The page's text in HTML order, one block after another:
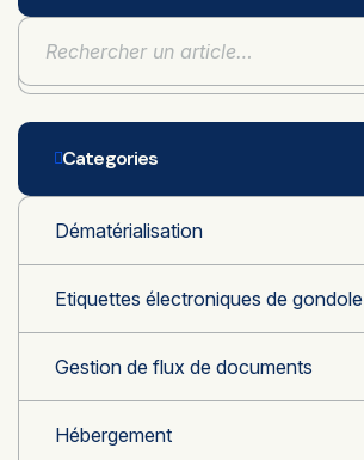
Categories
Dématérialisation
Etiquettes électroniques de gondole
Gestion de flux de documents
Hébergement